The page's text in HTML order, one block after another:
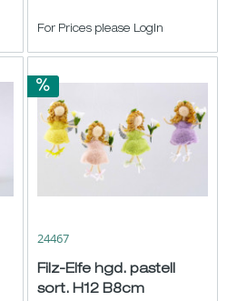
For Prices please LogIn
24467
Filz-Elfe hgd. pastell
sort. H12 B8cm